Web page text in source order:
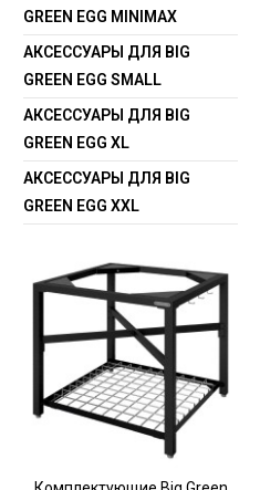
GREEN EGG MINIMAX
АКСЕССУАРЫ ДЛЯ BIG
GREEN EGG SMALL
АКСЕССУАРЫ ДЛЯ BIG
GREEN EGG XL
АКСЕССУАРЫ ДЛЯ BIG
GREEN EGG XXL